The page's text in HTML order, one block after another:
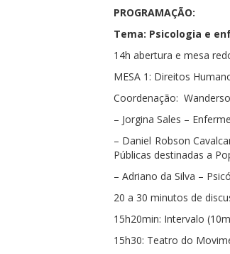
PROGRAMAÇÃO:
Tema: Psicologia e
14h abertura e mesa
MESA 1: Direitos
Coordenação:
– Jorgina Sales –
– Daniel Robson
Públicas destinadas a
– Adriano da Silva –
20 a 30 minutos de
15h20min: Intervalo
15h30: Teatro do